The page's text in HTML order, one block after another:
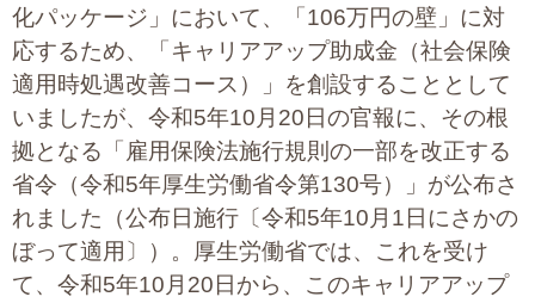
化パッケージ」において、「106万円の壁」に対
応するため、「キャリアアップ助成金（社会保険
適用時処遇改善コース）」を創設することとして
いましたが、令和5年10月20日の官報に、その根
拠となる「雇用保険法施行規則の一部を改正する
省令（令和5年厚生労働省令第130号）」が公布さ
れました（公布日施行〔令和5年10月1日にさかの
ぼって適用〕）。厚生労働省では、これを受け
て、令和5年10月20日から、このキャリアアップ